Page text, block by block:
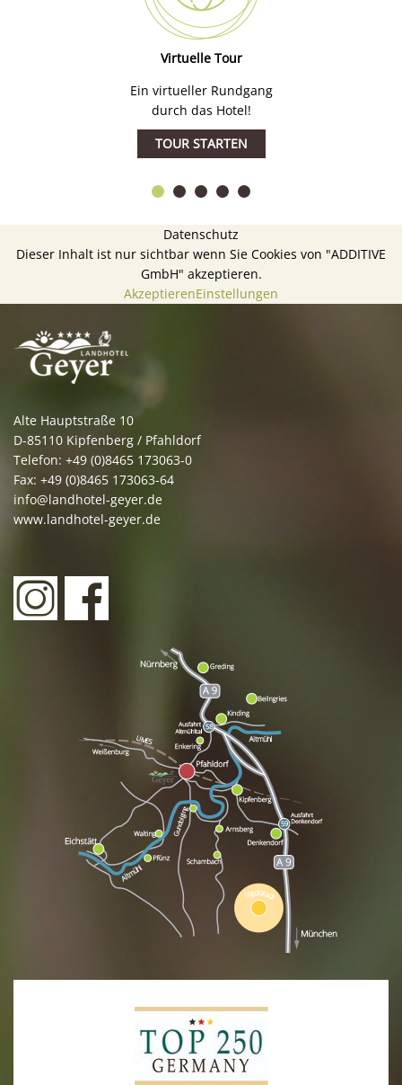
Virtuelle Tour
Ein virtueller Rundgang
durch das Hotel!
TOUR STARTEN
Datenschutz
Dieser Inhalt ist nur sichtbar wenn Sie Cookies von "ADDITIVE
GmbH" akzeptieren.
AkzeptierenEinstellungen
Alte Hauptstraße 10
D-85110 Kipfenberg / Pfahldorf
Telefon: +49 (0)8465 173063-0
Fax: +49 (0)8465 173063-64
info@landhotel-geyer.de
www.landhotel-geyer.de